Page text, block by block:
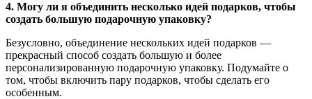
4. Могу ли я объединить несколько идей подарков, чтобы
создать большую подарочную упаковку?
Безусловно, объединение нескольких идей подарков —
прекрасный способ создать большую и более
персонализированную подарочную упаковку. Подумайте о
том, чтобы включить пару подарков, чтобы сделать его
особенным.